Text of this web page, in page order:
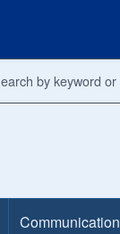
Communication